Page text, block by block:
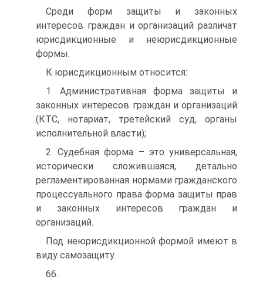
Среди форм защиты и законных
интересов граждан и организаций различат
юрисдикционные и неюрисдикционные
формы.
К юрисдикционным относится:
1. Административная форма защиты и
законных интересов граждан и организаций
(КТС, нотариат, третейский суд, органы
исполнительной власти);
2. Судебная форма – это универсальная,
исторически сложившаяся, детально
регламентированная нормами гражданского
процессуального права форма защиты прав
и законных интересов граждан и
организаций.
Под неюрисдикционной формой имеют в
виду самозащиту.
66.